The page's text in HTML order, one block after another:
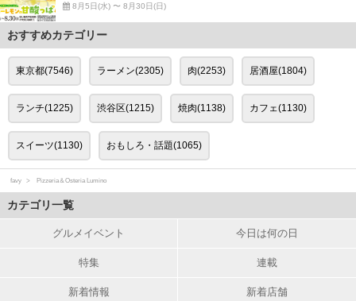
8月5日(水) 〜 8月30日(日)
おすすめカテゴリー
東京都(7546) ラーメン(2305) 肉(2253) 居酒屋(1804)
ランチ(1225) 渋谷区(1215) 焼肉(1138) カフェ(1130)
スイーツ(1130) おもしろ・話題(1065)
favy Pizzeria＆Osteria Lumino
カテゴリ一覧
グルメイベント 今日は何の日
特集 連載
新着情報 新着店舗